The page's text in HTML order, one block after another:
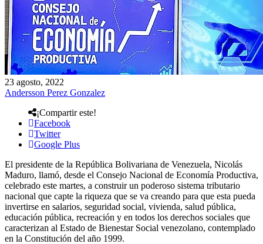
23 agosto, 2022
Andersson Perez Gonzalez
¡Compartir este!
Facebook
Twitter
Google Plus
El presidente de la República Bolivariana de Venezuela, Nicolás
Maduro, llamó, desde el Consejo Nacional de Economía Productiva,
celebrado este martes, a construir un poderoso sistema tributario
nacional que capte la riqueza que se va creando para que esta pueda
invertirse en salarios, seguridad social, vivienda, salud pública,
educación pública, recreación y en todos los derechos sociales que
caracterizan al Estado de Bienestar Social venezolano, contemplado
en la Constitución del año 1999.